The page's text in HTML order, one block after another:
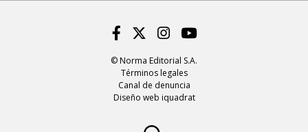
© Norma Editorial S.A.
Términos legales
Canal de denuncia
Diseño web iquadrat
Facebook
Twitter
Instagram
Youtube